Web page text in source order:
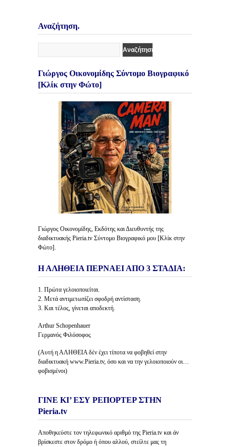
Αναζήτηση.
Γιώργος Οικονομίδης Σύντομο Βιογραφικό
[Κλίκ στην Φώτο]
Γιώργος Οικονομίδης, Εκδότης και Διευθυντής της
διαδικτυακής Pieria.tv Σύντομο Βιογραφικό μου [Κλίκ στην
Φώτο].
Η ΑΛΗΘΕΙΑ ΠΕΡΝΑΕΙ ΑΠΟ 3 ΣΤΑΔΙΑ:
1. Πρώτα γελοιοποιείται.
2. Μετά αντιμετωπίζει σφοδρή αντίσταση.
3. Και τέλος, γίνεται αποδεκτή.
Arthur Schopenhauer
Γερμανός Φιλόσοφος
(Αυτή η ΑΛΗΘΕΙΑ δέν έχει τίποτα να φοβηθεί στην
διαδικτυακή www.Pieria.tv, όσο και να την γελοιοποιούν οι…
φοβισμένοι)
ΓΙΝΕ ΚΙ’ ΕΣΥ ΡΕΠΟΡΤΕΡ ΣΤΗΝ
Pieria.tv
Αποθηκεύστε τον τηλεφωνικό αριθμό της Pieria.tv και άν
βρίσκεστε στον δρόμο ή όπου αλλού, στείλτε μας τη